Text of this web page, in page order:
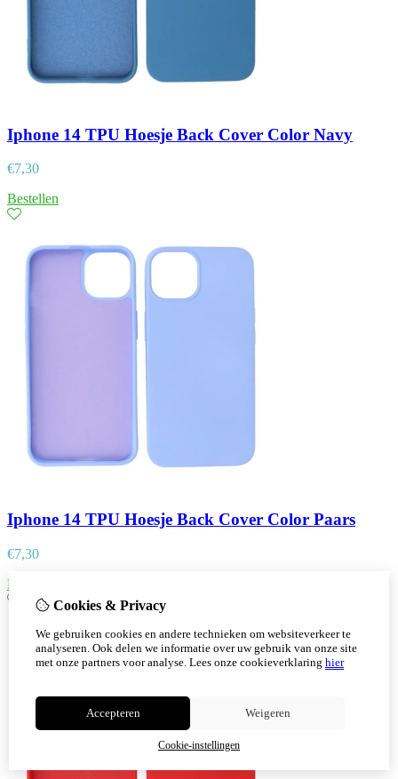
Iphone 14 TPU Hoesje Back Cover Color Navy
€7,30
Bestellen
Iphone 14 TPU Hoesje Back Cover Color Paars
€7,30
Bestellen
Cookies & Privacy
We gebruiken cookies en andere technieken om websiteverkeer te
analyseren. Ook delen we informatie over uw gebruik van onze site
met onze partners voor analyse. Lees onze cookieverklaring hier
Accepteren Weigeren
Cookie-instellingen